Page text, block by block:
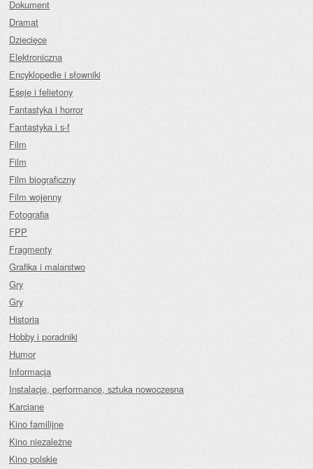
Dokument
Dramat
Dziecięce
Elektroniczna
Encyklopedie i słowniki
Eseje i felietony
Fantastyka i horror
Fantastyka i s-f
Film
Film
Film biograficzny
Film wojenny
Fotografia
FPP
Fragmenty
Grafika i malarstwo
Gry
Gry
Historia
Hobby i poradniki
Humor
Informacja
Instalacje, performance, sztuka nowoczesna
Karciane
Kino familijne
Kino niezależne
Kino polskie